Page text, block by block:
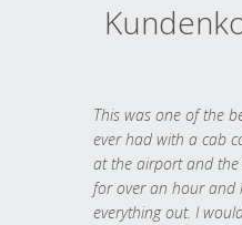
This was one of the
ever had with a cab
at the airport and
for over an hour and
everything out. I